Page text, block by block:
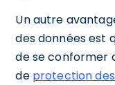
Un autre
des données est
de se conformer
de protection